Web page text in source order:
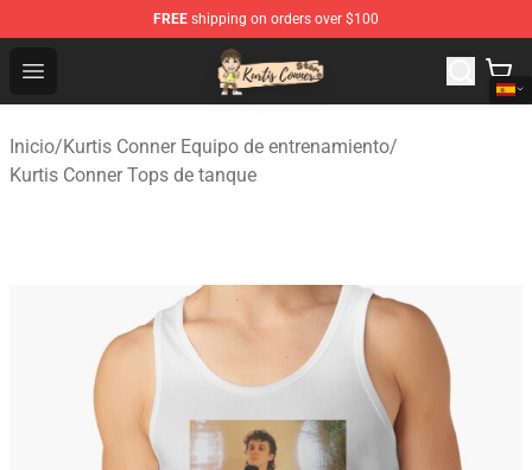
FREE shipping on orders over $100
Open menu
Kurtis Conner Store - Official Kurtis Conner Merchandise
Inicio/Kurtis Conner Equipo de entrenamiento/
Kurtis Conner Tops de tanque